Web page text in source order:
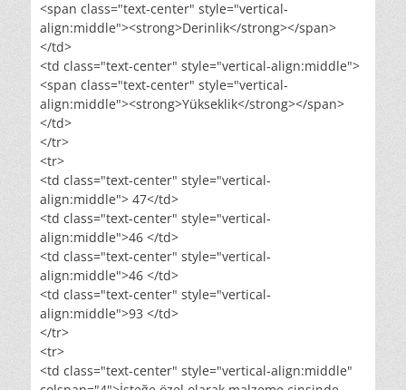
<span class="text-center" style="vertical-
align:middle"><strong>Derinlik</strong></span>
</td>
<td class="text-center" style="vertical-align:middle">
<span class="text-center" style="vertical-
align:middle"><strong>Yükseklik</strong></span>
</td>
</tr>
<tr>
<td class="text-center" style="vertical-
align:middle"> 47</td>
<td class="text-center" style="vertical-
align:middle">46 </td>
<td class="text-center" style="vertical-
align:middle">46 </td>
<td class="text-center" style="vertical-
align:middle">93 </td>
</tr>
<tr>
<td class="text-center" style="vertical-align:middle"